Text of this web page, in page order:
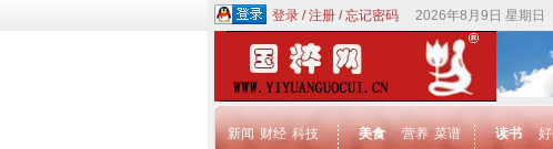
登录/注册/忘记密码 2026年8月9日 星期日
新闻 财经 科技
美食 营养 菜谱
读书